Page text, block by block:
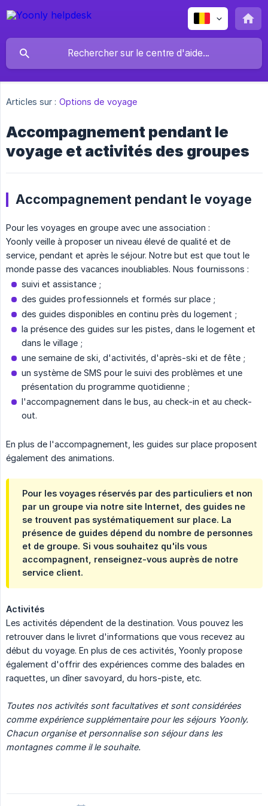
Articles sur : Options de voyage
Accompagnement pendant le
voyage et activités des groupes
Accompagnement pendant le voyage
Pour les voyages en groupe avec une association :
Yoonly veille à proposer un niveau élevé de qualité et de
service, pendant et après le séjour. Notre but est que tout le
monde passe des vacances inoubliables. Nous fournissons :
suivi et assistance ;
des guides professionnels et formés sur place ;
des guides disponibles en continu près du logement ;
la présence des guides sur les pistes, dans le logement et
dans le village ;
une semaine de ski, d'activités, d'après-ski et de fête ;
un système de SMS pour le suivi des problèmes et une
présentation du programme quotidienne ;
l'accompagnement dans le bus, au check-in et au check-
out.
En plus de l'accompagnement, les guides sur place proposent
également des animations.
Pour les voyages réservés par des particuliers et non
par un groupe via notre site Internet, des guides ne
se trouvent pas systématiquement sur place. La
présence de guides dépend du nombre de personnes
et de groupe. Si vous souhaitez qu'ils vous
accompagnent, renseignez-vous auprès de notre
service client.
Activités
Les activités dépendent de la destination. Vous pouvez les
retrouver dans le livret d'informations que vous recevez au
début du voyage. En plus de ces activités, Yoonly propose
également d'offrir des expériences comme des balades en
raquettes, un dîner savoyard, du hors-piste, etc.
Toutes nos activités sont facultatives et sont considérées
comme expérience supplémentaire pour les séjours Yoonly.
Chacun organise et personnalise son séjour dans les
montagnes comme il le souhaite.